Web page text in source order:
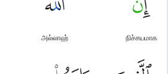
நிச்சயமாக
அல்லாஹ்